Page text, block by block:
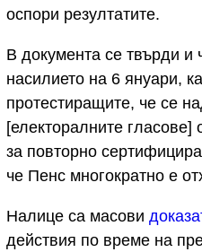
оспори резултатите.
В документа се твърди и
насилието на 6 януари,
протестиращите, че се
[електоралните
за повторно
че Пенс многократно е
Налице са масови
действия по време на